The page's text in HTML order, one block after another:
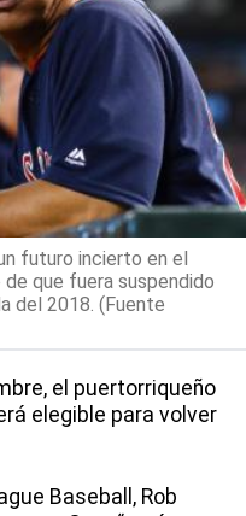
futuro incierto en el
que fuera suspendido
del 2018. (Fuente
el puertorriqueño
elegible para volver
Baseball, Rob